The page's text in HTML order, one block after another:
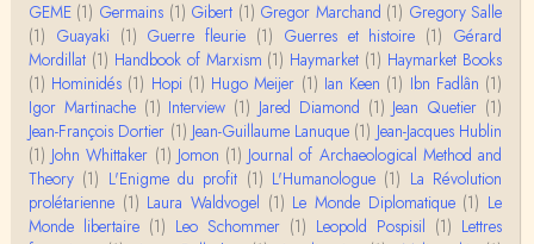
aute. ;-)
Damian
Merci de ta réponse ! Pour les pénis, c'est de cell
es qu'on écarte, car dans une société pat…
Yves Le Dantec
Affligeant, ce documentaire. Ca me fait me deman
der : est-ce que tenter de revoir l'histoire des…
GEME (1) Germains (1) Gibert (1) Gregor Marchand (1) Gregory Salle
(1) Guayaki (1) Guerre fleurie (1) Guerres et histoire (1) Gérard
Mordillat (1) Handbook of Marxism (1) Haymarket (1) Haymarket Books
(1) Hominidés (1) Hopi (1) Hugo Meijer (1) Ian Keen (1) Ibn Fadlân (1)
Igor Martinache (1) Interview (1) Jared Diamond (1) Jean Quetier (1)
Jean-François Dortier (1) Jean-Guillaume Lanuque (1) Jean-Jacques Hublin
(1) John Whittaker (1) Jomon (1) Journal of Archaeological Method and
Theory (1) L'Enigme du profit (1) L'Humanologue (1) La Révolution
prolétarienne (1) Laura Waldvogel (1) Le Monde Diplomatique (1) Le
Monde libertaire (1) Leo Schommer (1) Leopold Pospisil (1) Lettres